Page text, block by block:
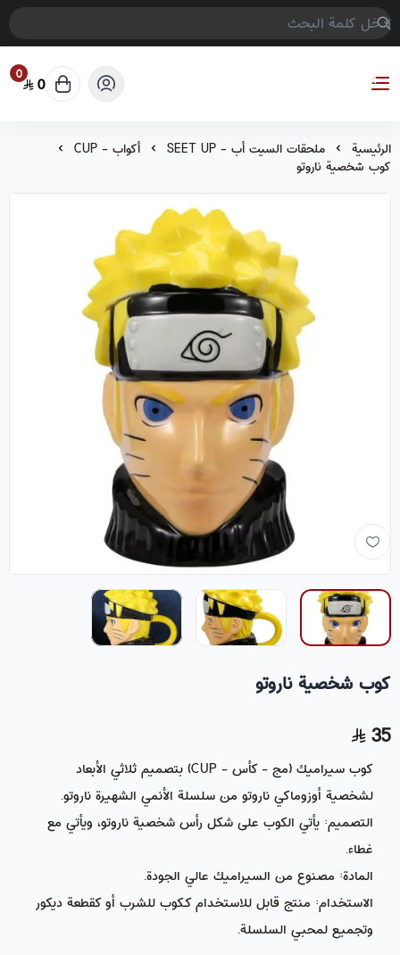
COMPTER GAMES
0 0
الرئيسية ملحقات السيت أب - SEET UP أكواب - CUP
كوب شخصية ناروتو
كوب شخصية ناروتو
35
كوب سيراميك (مج - كأس - CUP) بتصميم ثلاثي الأبعاد
لشخصية أوزوماكي ناروتو من سلسلة الأنمي الشهيرة ناروتو.
التصميم: يأتي الكوب على شكل رأس شخصية ناروتو، ويأتي مع
غطاء.
المادة: مصنوع من السيراميك عالي الجودة.
الاستخدام: منتج قابل للاستخدام ككوب للشرب أو كقطعة ديكور
وتجميع لمحبي السلسلة.